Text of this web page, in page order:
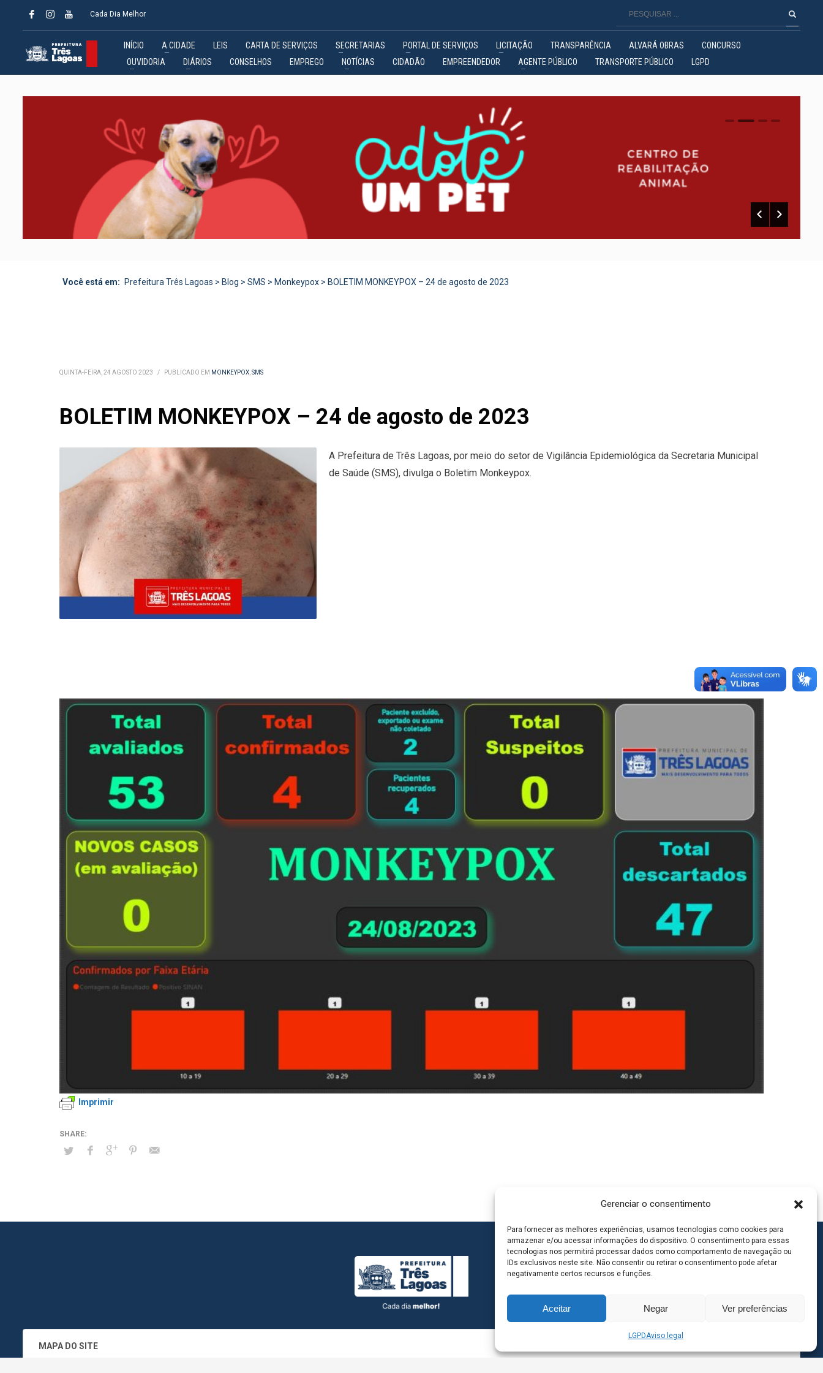
Gerenciar o consentimento
Para fornecer as melhores experiências, usamos tecnologias como cookies para
armazenar e/ou acessar informações do dispositivo. O consentimento para essas
tecnologias nos permitirá processar dados como comportamento de navegação ou
IDs exclusivos neste site. Não consentir ou retirar o consentimento pode afetar
negativamente certos recursos e funções.
Aceitar Negar Ver preferências
LGPDAviso legal
Cada Dia Melhor
INÍCIO A CIDADE LEIS CARTA DE SERVIÇOS SECRETARIAS PORTAL DE SERVIÇOS LICITAÇÃO TRANSPARÊNCIA ALVARÁ OBRAS
CONCURSO
OUVIDORIA
DIÁRIOS CONSELHOS EMPREGO NOTÍCIAS CIDADÃO EMPREENDEDOR AGENTE PÚBLICO TRANSPORTE PÚBLICO LGPD
0 1 2
Você está em: Prefeitura Três Lagoas > Blog > SMS > Monkeypox > BOLETIM MONKEYPOX – 24 de agosto de 2023
QUINTA-FEIRA, 24 AGOSTO 2023 / PUBLICADO EM MONKEYPOX,SMS
BOLETIM MONKEYPOX – 24 de agosto de 2023
A Prefeitura de Três Lagoas, por meio do setor de Vigilância Epidemiológica da Secretaria Municipal
de Saúde (SMS), divulga o Boletim Monkeypox.
Imprimir
MAPA DO SITE